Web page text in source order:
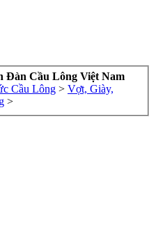
Đàn Cầu Lông Việt Nam
Cầu Lông > Vợt, Giày,
>